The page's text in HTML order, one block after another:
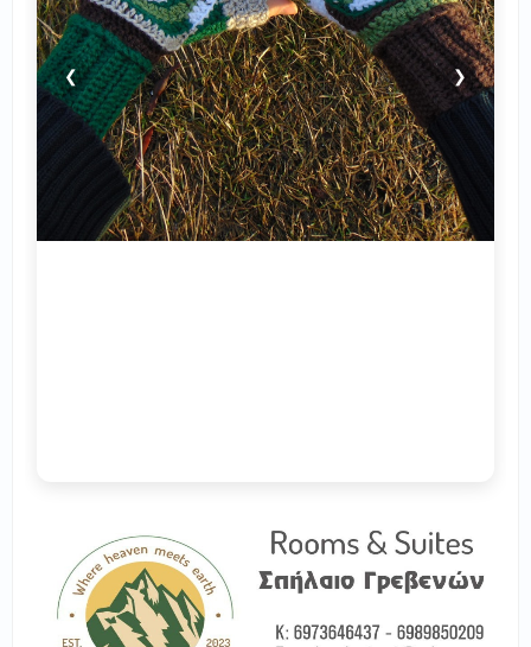
❮ ❯